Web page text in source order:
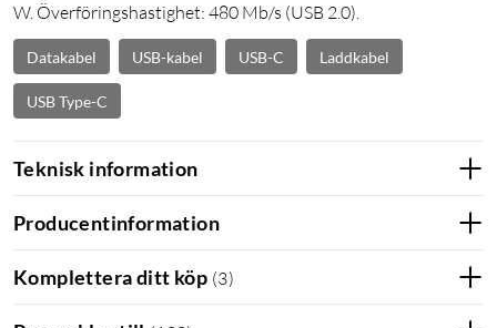
W. Överföringshastighet: 480 Mb/s (USB 2.0).
Datakabel USB-kabel USB-C Laddkabel
USB Type-C
Teknisk information
Producentinformation
Komplettera ditt köp (3)